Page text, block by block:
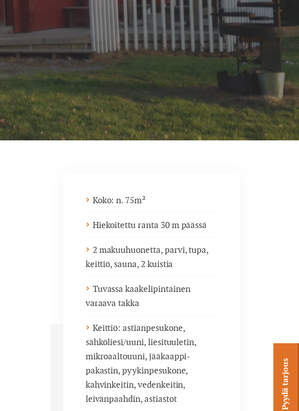
Koko: n. 75m²
Hiekoitettu ranta 30 m päässä
2 makuuhuonetta, parvi, tupa,
keittiö, sauna, 2 kuistia
Tuvassa kaakelipintainen
varaava takka
Keittiö: astianpesukone,
sähköliesi/uuni, liesituuletin,
mikroaaltouuni, jääkaappi-
pakastin, pyykinpesukone,
kahvinkeitin, vedenkeitin,
leivänpaahdin, astiastot
Pyydä tarjous